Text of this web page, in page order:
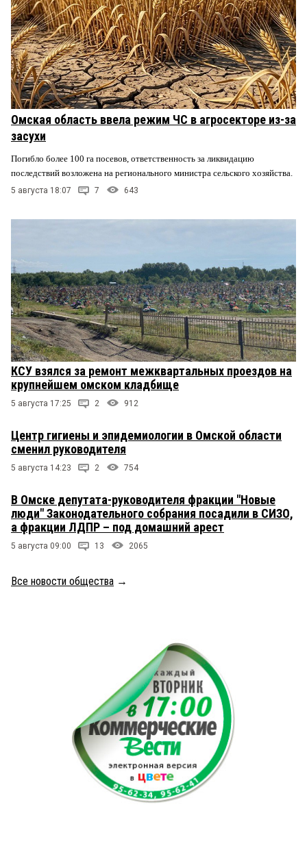
Омская область ввела режим ЧС в агросекторе из-за
засухи
Погибло более 100 га посевов, ответственность за ликвидацию
последствий возложена на регионального министра сельского хозяйства.
5 августа 18:07 7 643
КСУ взялся за ремонт межквартальных проездов на
крупнейшем омском кладбище
5 августа 17:25 2 912
Центр гигиены и эпидемиологии в Омской области
сменил руководителя
5 августа 14:23 2 754
В Омске депутата-руководителя фракции "Новые
люди" Законодательного собрания посадили в СИЗО,
а фракции ЛДПР – под домашний арест
5 августа 09:00 13 2065
Все новости общества →